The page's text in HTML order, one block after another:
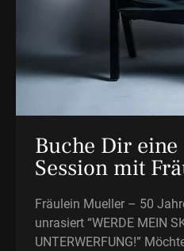
Buche Dir eine
Session mit
Fräulein Mueller – 50
unrasiert “WERDE MEIN
UNTERWERFUNG!”